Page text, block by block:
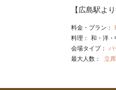
【広島駅よ
料金・プラン：
料理：
和・洋・
会場タイプ：
パ
最大人数：
立